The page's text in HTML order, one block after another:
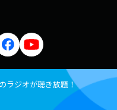
ラジオが聴き放題！